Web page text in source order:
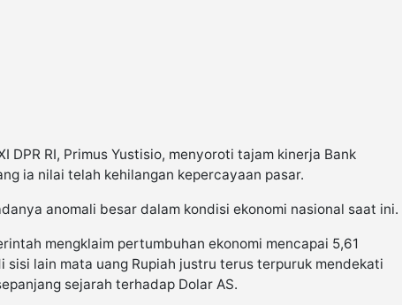
DPR RI, Primus Yustisio, menyoroti tajam kinerja Bank
ia nilai telah kehilangan kepercayaan pasar.
anomali besar dalam kondisi ekonomi nasional saat ini.
mengklaim pertumbuhan ekonomi mencapai 5,61
sisi lain mata uang Rupiah justru terus terpuruk mendekati
sejarah terhadap Dolar AS.